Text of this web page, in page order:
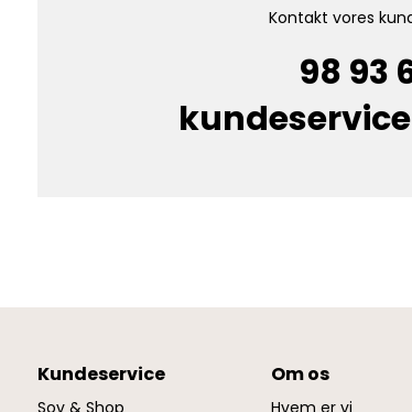
Kontakt vores
98 93
Kundeservice
Sov & Shop
Om os
Hvem er vi